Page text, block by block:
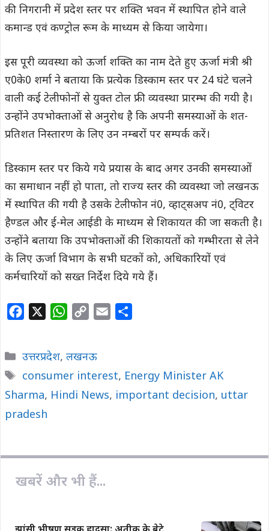
की निगरानी में प्रदेश स्तर पर शक्ति भवन में स्थापित होने वाले
कमान्ड एवं कण्ट्रोल रूम के माध्यम से किया जायेगा।
इस पूरी व्यवस्था को ऊर्जा शक्ति का नाम देते हुए ऊर्जा मंत्री श्री
ए0के0 शर्मा ने बताया कि प्रत्येक डिस्काम स्तर पर 24 घंटे चलने
वाली कई टेलीफोनों से युक्त टोल फ्री व्यवस्था प्रारम्भ की गयी है।
उन्होंने उपभोक्ताओं से अनुरोध है कि अपनी समस्याओं के शत-
प्रतिशत निस्तारण के लिए उन नम्बरों पर सम्पर्क करें।
डिस्काम स्तर पर किये गये प्रयास के बाद अगर उनकी समस्याओं
का समाधान नहीं हो पाता, तो राज्य स्तर की व्यवस्था जो लखनऊ
में स्थापित की गयी है उसके टेलीफोन नं0, व्हाट्सअप नं0, ट्विटर
हैण्डल और ई-मेल आईडी के माध्यम से शिकायत की जा सकती है।
उन्होंने बताया कि उपभोक्ताओं की शिकायतों को गम्भीरता से लेने
के लिए ऊर्जा विभाग के सभी घटकों को, अधिकारियों एवं
कर्मचारियों को सख्त निर्देश दिये गये हैं।
e
b
o
o
W
t
s
A
y
L
i
l
e
Categories
उत्तरप्रदेश, लखनऊ
Tags
consumer interest, Energy Minister AK
Sharma, Hindi News, important decision, uttar
pradesh
खबरें और भी हैं...